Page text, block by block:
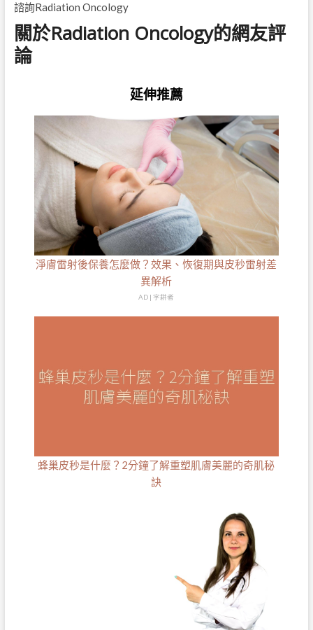
諮詢Radiation Oncology
關於Radiation Oncology的網友評
論
延伸推薦
淨膚雷射後保養怎麼做？效果、恢復期與皮秒雷射差
異解析
AD | 字耕者
蜂巢皮秒是什麼？2分鐘了解重塑肌膚美麗的奇肌秘
訣